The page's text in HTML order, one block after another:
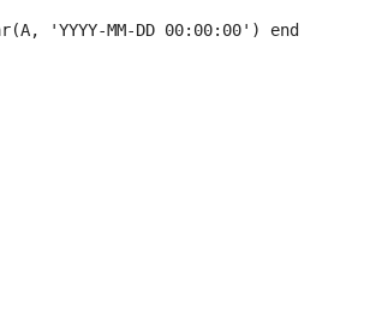
'YYYY-MM-DD 00:00:00') end